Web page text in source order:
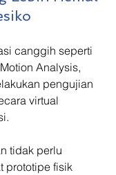
canggih seperti
Analysis,
pengujian
virtual
tidak perlu
prototipe fisik